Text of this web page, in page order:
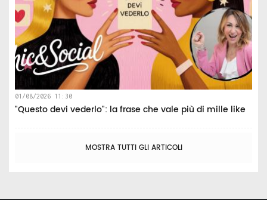
01/08/2026 11:30
"Questo devi vederlo": la frase che vale più di mille like
MOSTRA TUTTI GLI ARTICOLI